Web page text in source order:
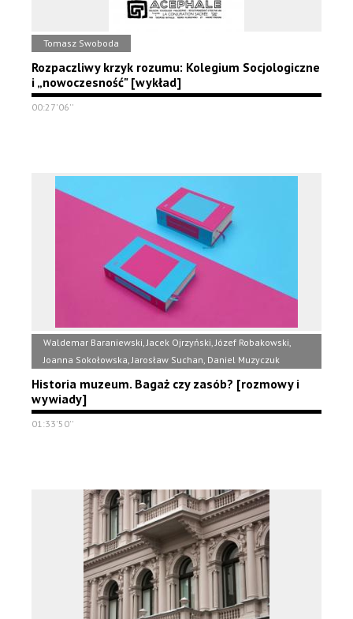
Tomasz Swoboda
Rozpaczliwy krzyk rozumu: Kolegium Socjologiczne
i „nowoczesność" [wykład]
00:27'06''
Waldemar Baraniewski, Jacek Ojrzyński, Józef Robakowski,
Joanna Sokołowska, Jarosław Suchan, Daniel Muzyczuk
Historia muzeum. Bagaż czy zasób? [rozmowy i
wywiady]
01:33'50''